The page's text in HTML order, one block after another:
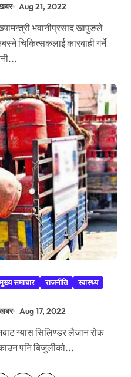
Aug 21, 2022
चिकित्सकलाई कारबाही गर्ने
समाचार राजनीति स्वास्थ्य
Aug 17, 2022
पनि बिजुलीको...